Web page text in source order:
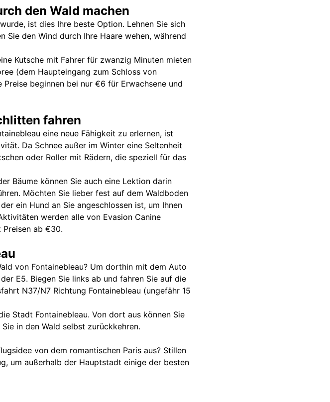
den Wald machen
ist dies Ihre beste Option. Lehnen Sie sich
Sie den Wind durch Ihre Haare wehen, während
Kutsche mit Fahrer für zwanzig Minuten mieten
(dem Haupteingang zum Schloss von
beginnen bei nur €6 für Erwachsene und
fahren
eine neue Fähigkeit zu erlernen, ist
Da Schnee außer im Winter eine Seltenheit
oder Roller mit Rädern, die speziell für das
Bäume können Sie auch eine Lektion darin
Möchten Sie lieber fest auf dem Waldboden
ein Hund an Sie angeschlossen ist, um Ihnen
werden alle von Evasion Canine
ab €30.
von Fontainebleau? Um dorthin mit dem Auto
E5. Biegen Sie links ab und fahren Sie auf die
N37/N7 Richtung Fontainebleau (ungefähr 15
Stadt Fontainebleau. Von dort aus können Sie
in den Wald selbst zurückkehren.
von dem romantischen Paris aus? Stillen
um außerhalb der Hauptstadt einige der besten